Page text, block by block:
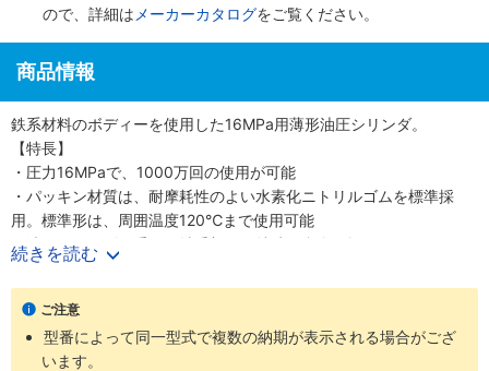
ので、詳細は メーカーカタログをご覧ください。
商品情報
鉄系材料のボディーを使用した16MPa用薄形油圧シリンダ。
【特長】
・圧力16MPaで、1000万回の使用が可能
・パッキン材質は、耐摩耗性のよい水素化ニトリルゴムを標準採
用。標準形は、周囲温度120℃まで使用可能
・油圧シリンダで重要な軸受部には特殊銅合金を採用
・スイッチの取付はスライド方式で任意の位置設定が可能
続きを読む
ご注意
型番によって同一型式で複数の納期が表示される場合がござ
います。